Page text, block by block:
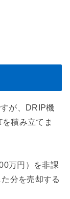
が、DRIP機
積み立てま
万円）を非課
分を売却する